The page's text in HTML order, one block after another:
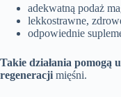
adekwatną podaż
lekkostrawne,
odpowiednie
Takie działania pomogą
regeneracji mięśni.